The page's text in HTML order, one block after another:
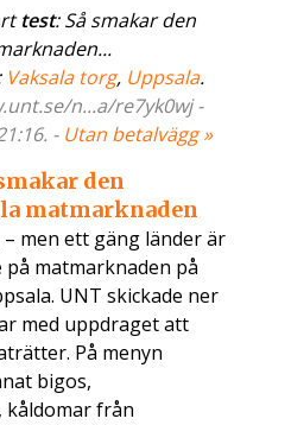
test: Så smakar den
Vaksala torg, Uppsala.
n...a/re7yk0wj -
- Utan betalvägg »
den
matmarknaden
men ett gäng länder är
matmarknaden på
UNT skickade ner
med uppdraget att
På menyn
bigos,
från